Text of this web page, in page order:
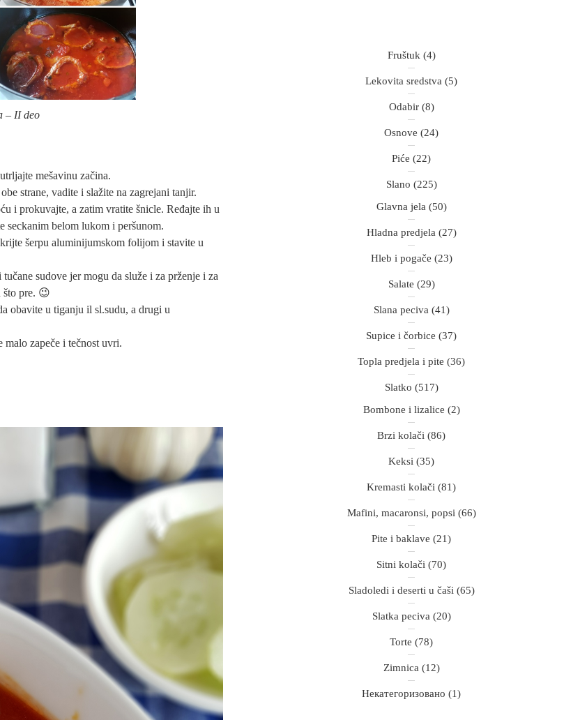
– II deo
mešavinu začina.
strane, vadite i slažite na zagrejani tanjir.
i prokuvajte, a zatim vratite šnicle. Ređajte ih u
seckanim belom lukom i peršunom.
šerpu aluminijumskom folijom i stavite u
sudove jer mogu da služe i za prženje i za
što pre. 😉
obavite u tiganju il sl.sudu, a drugi u
malo zapeče i tečnost uvri.
Fruštuk (4)
Lekovita sredstva (5)
Odabir(8)
Osnove (24)
Piće (22)
Slano (225)
Glavna jela (50)
Hladna predjela (27)
Hleb i pogače (23)
Salate (29)
Slana peciva (41)
Supice i čorbice (37)
Topla predjela i pite (36)
Slatko (517)
Bombone i lizalice (2)
Brzi kolači (86)
Keksi (35)
Kremasti kolači (81)
Mafini, macaronsi, popsi (66)
Pite i baklave (21)
Sitni kolači (70)
Sladoledi i deserti u čaši (65)
Slatka peciva (20)
Torte (78)
Zimnica (12)
Некатегоризовано (1)